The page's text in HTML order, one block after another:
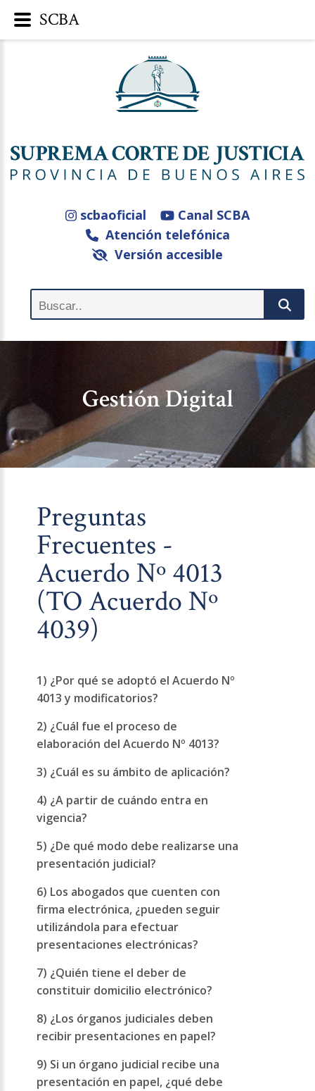
scbaoficial
Canal SCBA
Atención telefónica
Versión accesible
Gestión Digital
Preguntas
Frecuentes -
Acuerdo Nº 4013
(TO Acuerdo Nº
4039)
1) ¿Por qué se adoptó el Acuerdo Nº
4013 y modificatorios?
2) ¿Cuál fue el proceso de
elaboración del Acuerdo Nº 4013?
3) ¿Cuál es su ámbito de aplicación?
4) ¿A partir de cuándo entra en
vigencia?
5) ¿De qué modo debe realizarse una
presentación judicial?
6) Los abogados que cuenten con
firma electrónica, ¿pueden seguir
utilizándola para efectuar
presentaciones electrónicas?
7) ¿Quién tiene el deber de
constituir domicilio electrónico?
8) ¿Los órganos judiciales deben
recibir presentaciones en papel?
9) Si un órgano judicial recibe una
presentación en papel, ¿qué debe
SCBA